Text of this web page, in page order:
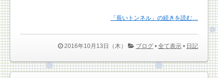
「長いトンネル」の続きを読む…
2016年10月13日（木） ブログ • 全て表示 • 日記